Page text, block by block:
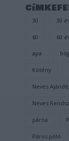
30 30
60 60
apa
Kötény
Neves
Neves
párna
Páros póló